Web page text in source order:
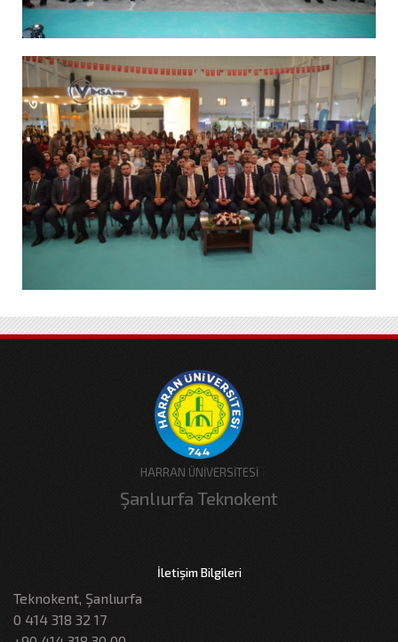
HARRAN ÜNİVERSİTESİ
Şanlıurfa Teknokent
İletişim Bilgileri
Teknokent, Şanlıurfa
0 414 318 32 17